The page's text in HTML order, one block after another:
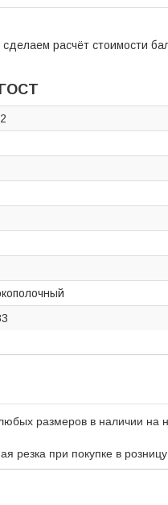
расчёт стоимости
ГОСТ
размеров в наличии на
резка при покупке в